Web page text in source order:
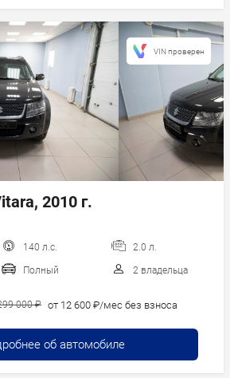
2010 г.
140 л.с. 2.0 л.
Полный 2 владельца
000 ₽ от 12 600 ₽/мес без взноса
об автомобиле
VIN проверен